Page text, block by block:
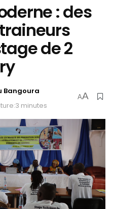
: des
de 2
Bangoura
minutes
AA